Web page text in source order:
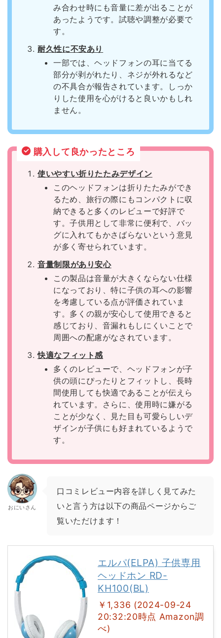
み合わせ時にも音量に差が出ることが
あったようです。試聴や調整が必要で
す。
耐久性に不安あり
一部では、ヘッドフォンの耳に当てる
部分が剥がれたり、ネジが外れるなど
の不具合が報告されています。しっか
りした使用を心がけると良いかもしれ
ません。
購入して良かったところ
使いやすい折りたたみデザイン
このヘッドフォンは折りたたみができ
るため、旅行の際にもコンパクトに収
納できると多くのレビューで好評で
す。子供用として非常に便利で、バッ
グに入れてもかさばらないという意見
が多く寄せられています。
音量制限があり安心
この製品は音量が大きくならない仕様
になっており、特に子供の耳への影響
を考慮している点が評価されていま
す。多くの親が安心して使用できると
感じており、音漏れもしにくいことで
周囲への配慮がなされています。
快適なフィット感
多くのレビューで、ヘッドフォンが子
供の頭にぴったりとフィットし、長時
間使用しても快適であることが伝えら
れています。さらに、使用時に嫌がる
ことが少なく、見た目も可愛らしいデ
ザインが子供にも好まれているようで
す。
おにいさん
口コミレビュー内容を詳しく見てみた
いと言う方は以下の商品ページからご
覧いただけます！
エルパ(ELPA) 子供専用
ヘッドホン RD-
KH100(BL)
￥1,336 (2024-09-24
20:32:20時点 Amazon調
べ)